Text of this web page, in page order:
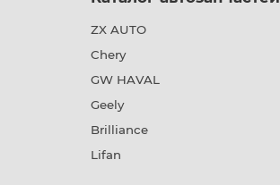
ZX AUTO
Chery
GW HAVAL
Geely
Brilliance
Lifan